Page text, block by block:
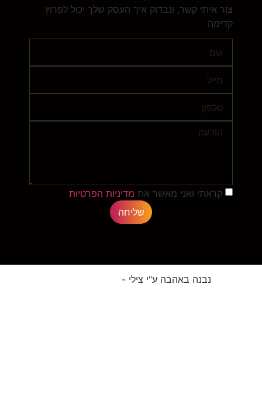
צור איתי קשר, ונבדוק איך העסק שלך יכול לפרוץ
קדימה
קראתי ואני מאשר אתמדיניות הפרטיות
שליחה
נבנה באהבה ע"י צילי -